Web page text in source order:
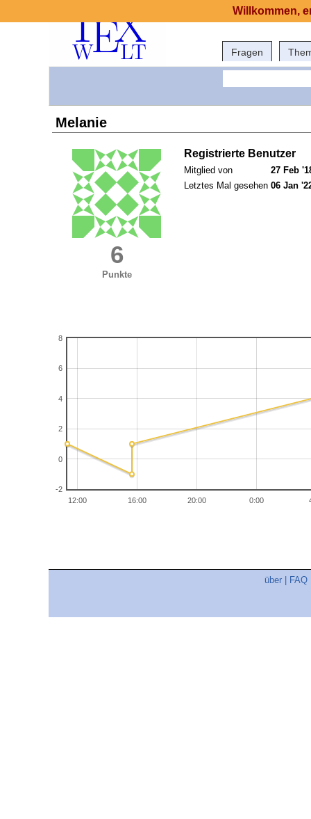
Fragen
Melanie
6
Punkte
Registrierte Benutzer
Mitglied von
27 Feb
Letztes Mal gesehen 06 Jan
12:00 16:00 20:00 0:00
-2
0
2
4
6
8
über FAQ
Willkommen,